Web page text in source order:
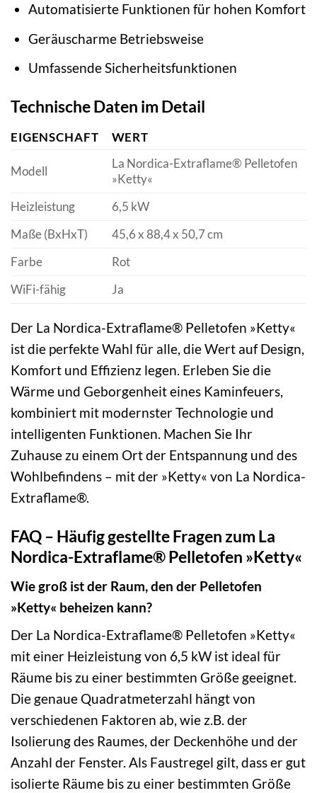
Automatisierte Funktionen für hohen Komfort
Geräuscharme Betriebsweise
Umfassende Sicherheitsfunktionen
Technische Daten im Detail
EIGENSCHAFT WERT
Modell
La Nordica-Extraflame® Pelletofen
»Ketty«
Heizleistung
6,5 kW
Maße (BxHxT)
45,6 x 88,4 x 50,7 cm
Farbe
Rot
WiFi-fähig
Ja
Der La Nordica-Extraflame® Pelletofen »Ketty«
ist die perfekte Wahl für alle, die Wert auf Design,
Komfort und Effizienz legen. Erleben Sie die
Wärme und Geborgenheit eines Kaminfeuers,
kombiniert mit modernster Technologie und
intelligenten Funktionen. Machen Sie Ihr
Zuhause zu einem Ort der Entspannung und des
Wohlbefindens – mit der »Ketty« von La Nordica-
Extraflame®.
FAQ – Häufig gestellte Fragen zum La
Nordica-Extraflame® Pelletofen »Ketty«
Wie groß ist der Raum, den der Pelletofen
»Ketty« beheizen kann?
Der La Nordica-Extraflame® Pelletofen »Ketty«
mit einer Heizleistung von 6,5 kW ist ideal für
Räume bis zu einer bestimmten Größe geeignet.
Die genaue Quadratmeterzahl hängt von
verschiedenen Faktoren ab, wie z.B. der
Isolierung des Raumes, der Deckenhöhe und der
Anzahl der Fenster. Als Faustregel gilt, dass er gut
isolierte Räume bis zu einer bestimmten Größe